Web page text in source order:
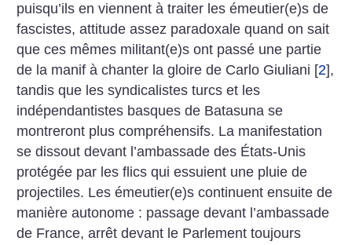
puisqu’ils en viennent à traiter les émeutier(e)s de
fascistes, attitude assez paradoxale quand on sait
que ces mêmes militant(e)s ont passé une partie
de la manif à chanter la gloire de Carlo Giuliani [2],
tandis que les syndicalistes turcs et les
indépendantistes basques de Batasuna se
montreront plus compréhensifs. La manifestation
se dissout devant l’ambassade des États-Unis
protégée par les flics qui essuient une pluie de
projectiles. Les émeutier(e)s continuent ensuite de
manière autonome : passage devant l’ambassade
de France, arrêt devant le Parlement toujours